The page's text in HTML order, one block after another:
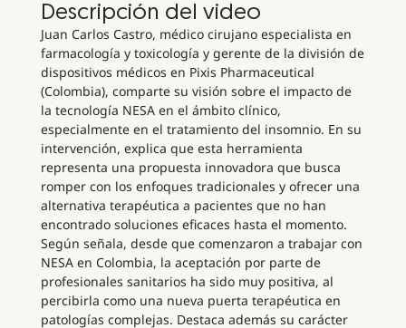
Descripción del video
Juan Carlos Castro, médico cirujano especialista en
farmacología y toxicología y gerente de la división de
dispositivos médicos en Pixis Pharmaceutical
(Colombia), comparte su visión sobre el impacto de
la tecnología NESA en el ámbito clínico,
especialmente en el tratamiento del insomnio. En su
intervención, explica que esta herramienta
representa una propuesta innovadora que busca
romper con los enfoques tradicionales y ofrecer una
alternativa terapéutica a pacientes que no han
encontrado soluciones eficaces hasta el momento.
Según señala, desde que comenzaron a trabajar con
NESA en Colombia, la aceptación por parte de
profesionales sanitarios ha sido muy positiva, al
percibirla como una nueva puerta terapéutica en
patologías complejas. Destaca además su carácter